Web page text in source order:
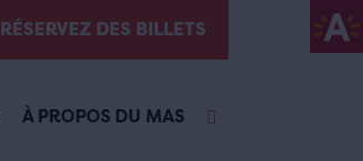
RÉSERVEZ DES BILLETS
À PROPOS DU MAS